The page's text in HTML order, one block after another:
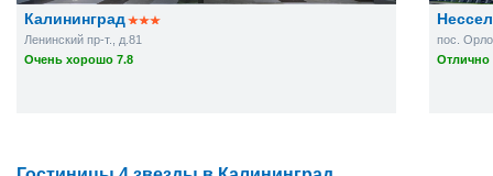
Калининград
Ленинский пр-т., д.81
Очень хорошо 7.8
пос.
Отлично